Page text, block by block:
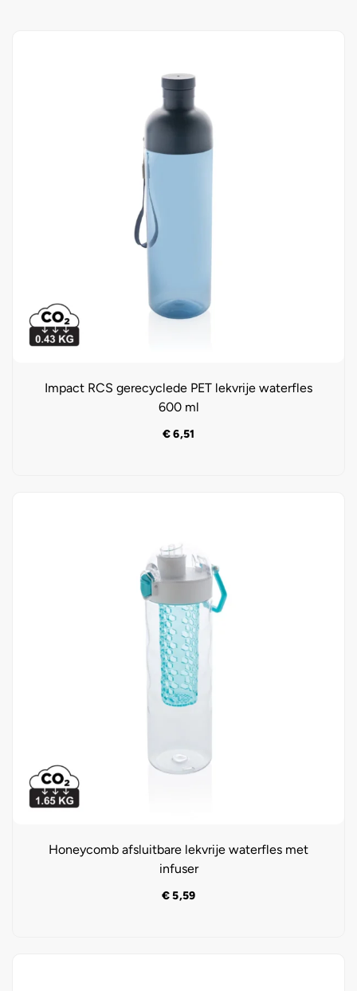
Impact RCS gerecyclede PET lekvrije waterfles
600 ml
€6,51
Honeycomb afsluitbare lekvrije waterfles met
infuser
€5,59